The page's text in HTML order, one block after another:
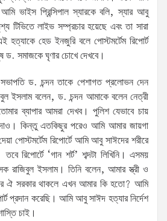
ভাইস প্রিন্সিপাল স্যারকে বলি, স্যার আবু
টিভিতে লাইভ সম্প্রচার হয়েছে এবং তা সারা
হত্যাকে হেড ইনজুরি বলে পোস্টমর্টেম রিপোর্ট
ড. সমাজকে ঘৃণার চোখে দেখবে।
সভাপতি ড. চন্দন তাকে পেশাগত প্রলোভন দেন
ইসলাম বলেন, ড. চন্দন আমাকে বলেন নেত্রী
ব্যাপার আমরা দেখব। পুলিশ যেভাবে চায়
দাও। কিন্তু এতকিছুর পরেও আমি আমার জায়গা
পোস্টমর্টেম রিপোর্টে আমি আবু সাঈদের শরীরে
রিপোর্টে ‘গান শর্ট’ শব্দটা লিখিনি। এসময়
রাজিবুল ইসলাম। তিনি বলেন, আমার স্ত্রী ও
ঐ সরকার থাকলে এখন আমার কি হতো? আমি
প্রদান করেছি। আমি আবু সাঈদ হত্যার নির্দেশ
চাই।